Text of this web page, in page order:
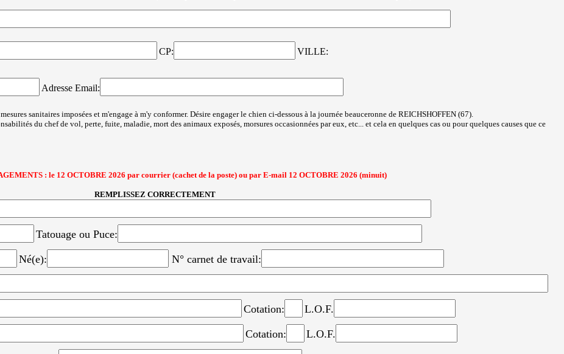
CP: VILLE:
Adresse Email:
sanitaires imposées et m'engage à m'y conformer. Désire engager le chien ci-dessous à la journée beauceronne de REICHSHOFFEN (67).
du chef de vol, perte, fuite, maladie, mort des animaux exposés, morsures occasionnées par eux, etc... et cela en quelques cas ou pour quelques causes que ce
: le 12 OCTOBRE 2026 par courrier (cachet de la poste) ou par E-mail 12 OCTOBRE 2026 (minuit)
REMPLISSEZ CORRECTEMENT
Tatouage ou Puce:
Né(e): N° carnet de travail:
Cotation: L.O.F.
Cotation: L.O.F.